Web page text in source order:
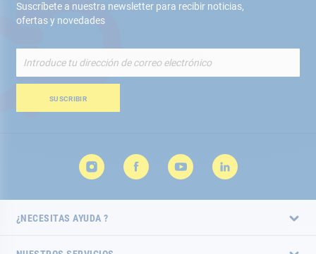
Suscríbete a nuestra newsletter para recibir noticias,
ofertas y novedades
nuestro
de
SUSCRIBIR
¿NECESITAS AYUDA ?